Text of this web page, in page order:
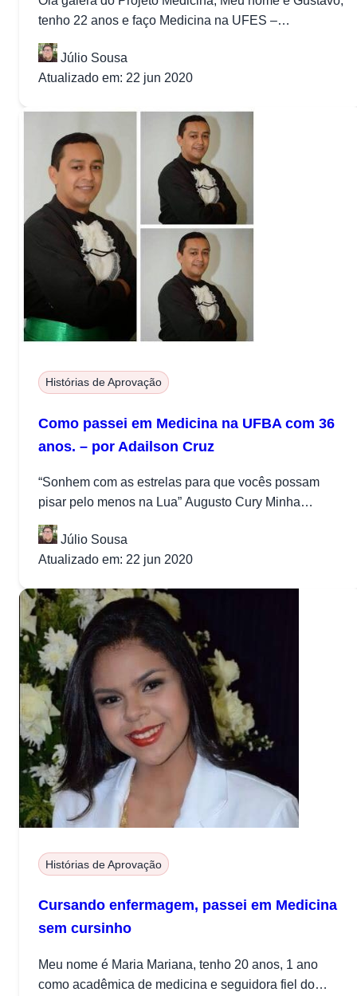
tenho 22 anos e faço Medicina na UFES –
Universidade Federal...
Júlio Sousa
Atualizado em: 22 jun 2020
Histórias de Aprovação
Como passei em Medicina na UFBA com 36
anos. – por Adailson Cruz
“Sonhem com as estrelas para que vocês possam
pisar pelo menos na Lua” Augusto Cury Minha
inquietação começou com 7 anos,...
Júlio Sousa
Atualizado em: 22 jun 2020
Histórias de Aprovação
Cursando enfermagem, passei em Medicina
sem cursinho
Meu nome é Maria Mariana, tenho 20 anos, 1 ano
como acadêmica de medicina e seguidora fiel do